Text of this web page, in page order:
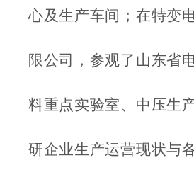
心及生产车间；在特变
限公司，参观了山东省
料重点实验室、中压生
研企业生产运营现状与